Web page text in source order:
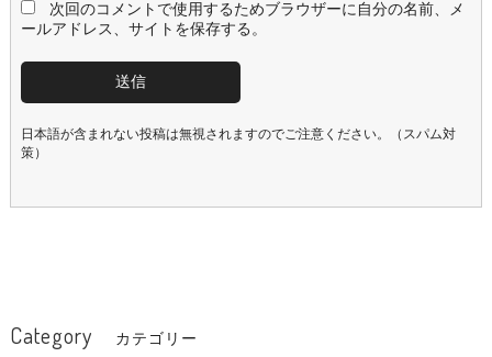
次回のコメントで使用するためブラウザーに自分の名前、メ
ールアドレス、サイトを保存する。
日本語が含まれない投稿は無視されますのでご注意ください。（スパム対
策）
Category カテゴリー